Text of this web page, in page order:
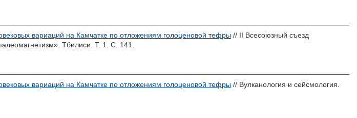
вариаций на Камчатке по отложениям голоценовой тефры // II Всесоюзный съезд
Тбилиси. Т. 1. С. 141.
вариаций на Камчатке по отложениям голоценовой тефры // Вулканология и сейсмология.